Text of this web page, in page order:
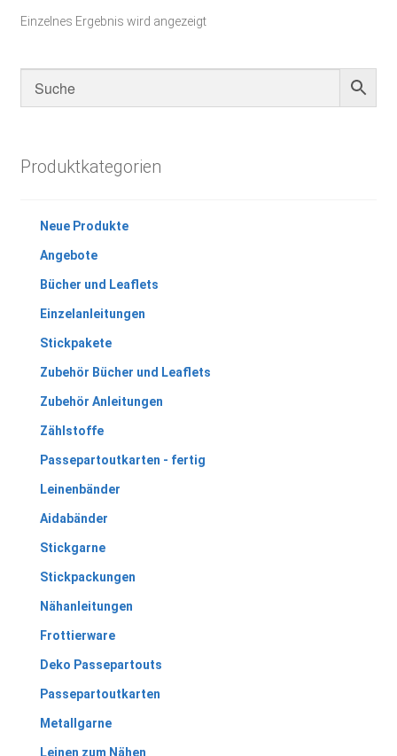
Einzelnes Ergebnis wird angezeigt
Produktkategorien
Neue Produkte
Angebote
Bücher und Leaflets
Einzelanleitungen
Stickpakete
Zubehör Bücher und Leaflets
Zubehör Anleitungen
Zählstoffe
Passepartoutkarten - fertig
Leinenbänder
Aidabänder
Stickgarne
Stickpackungen
Nähanleitungen
Frottierware
Deko Passepartouts
Passepartoutkarten
Metallgarne
Leinen zum Nähen